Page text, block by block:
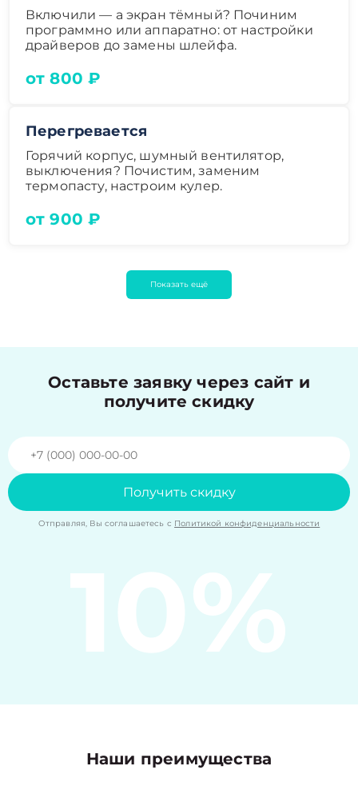
Включили — а экран тёмный? Починим
программно или аппаратно: от настройки
драйверов до замены шлейфа.
от 800 ₽
Перегревается
Горячий корпус, шумный вентилятор,
выключения? Почистим, заменим
термопасту, настроим кулер.
от 900 ₽
Показать ещё
Оставьте заявку через сайт и
получите скидку
Получить скидку
Отправляя, Вы соглашаетесь с Политикой конфиденциальности
10%
Наши преимущества